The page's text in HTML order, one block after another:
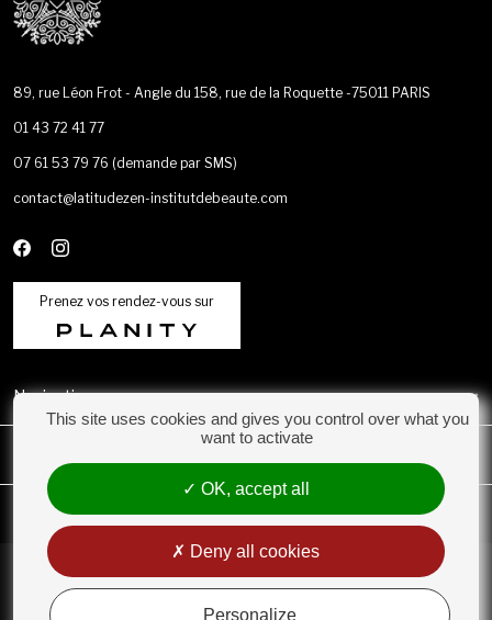
89, rue Léon Frot - Angle du 158, rue de la Roquette -75011 PARIS
01 43 72 41 77
07 61 53 79 76 (demande par SMS)
contact@latitudezen-institutdebeaute.com
Prenez vos rendez-vous sur
Navigation
Mon compte
Conditions Générales de Vente
Rétractation
This site uses cookies and gives you control over what you
want to activate
OK, accept all
Deny all cookies
Personalize